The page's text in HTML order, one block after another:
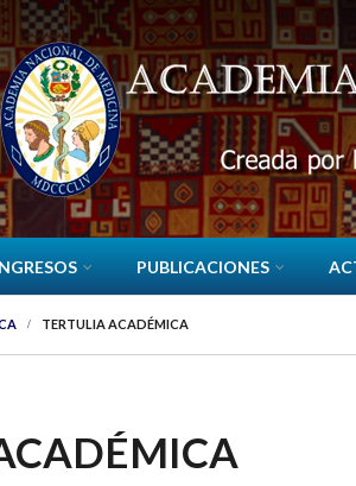
PUBLICACIONES
TERTULIA ACADÉMICA